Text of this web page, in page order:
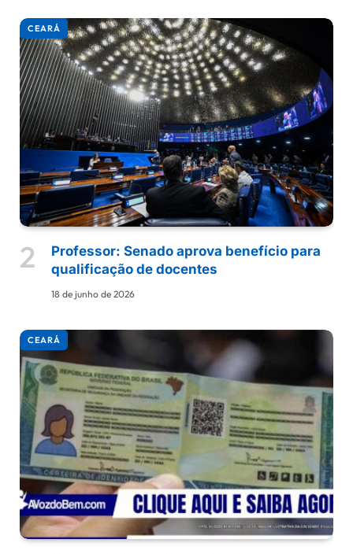
CEARÁ
Professor: Senado aprova benefício para
qualificação de docentes
18 de junho de 2026
CEARÁ